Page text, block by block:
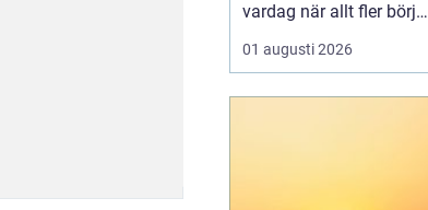
vardag när allt fler börjar
fundera på kvaliteten på
vattnet som kommer ur
01 augusti 2026